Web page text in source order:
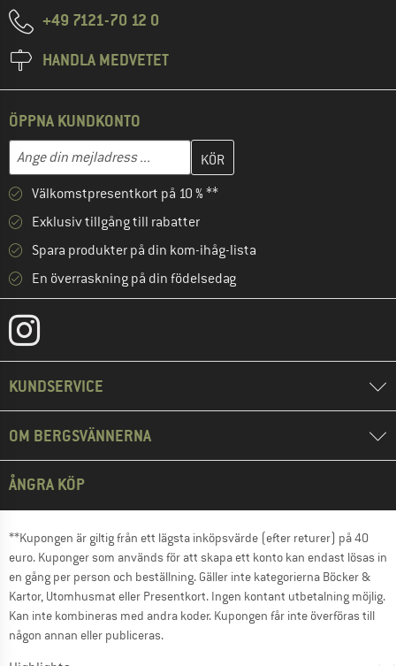
+49 7121-70 12 0
HANDLA MEDVETET
ÖPPNA KUNDKONTO
Mejladress
Skriv in din e-postadress här och skapa ditt kundkonto i nästa
Välkomstpresentkort på 10 % **
Exklusiv tillgång till rabatter
Spara produkter på din kom-ihåg-lista
En överraskning på din födelsedag
KUNDSERVICE
OM BERGSVÄNNERNA
ÅNGRA KÖP
**Kupongen är giltig från ett lägsta inköpsvärde (efter returer) på 40
euro. Kuponger som används för att skapa ett konto kan endast lösas in
en gång per person och beställning. Gäller inte kategorierna Böcker &
Kartor, Utomhusmat eller Presentkort. Ingen kontant utbetalning möjlig.
Kan inte kombineras med andra koder. Kupongen får inte överföras till
någon annan eller publiceras.